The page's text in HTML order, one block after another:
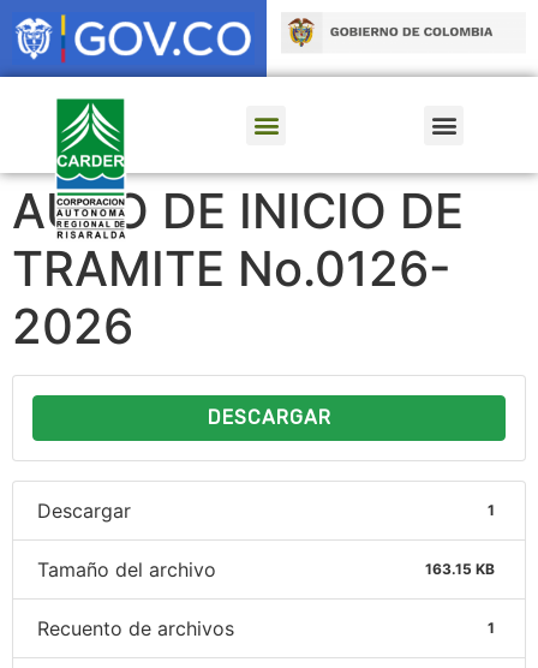
AUTO DE INICIO DE
TRAMITE No.0126-
2026
DESCARGAR
Descargar 1
Tamaño del archivo 163.15 KB
Recuento de archivos 1